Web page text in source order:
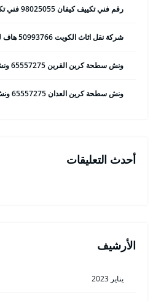
رقم فني تكييف كيفان 98025055 فني تكييف مركزي 24 ساعة
شركة نقل اثاث الكويت 50993766 هاف لوري وانيت نقل عفش
ونش سطحة كرين القرين 65557275 ونش سحب وانقاذ سيارات
ونش سطحة كرين العدان 65557275 ونش سحب وانقاذ سيارات
أحدث التعليقات
الأرشيف
يناير 2023